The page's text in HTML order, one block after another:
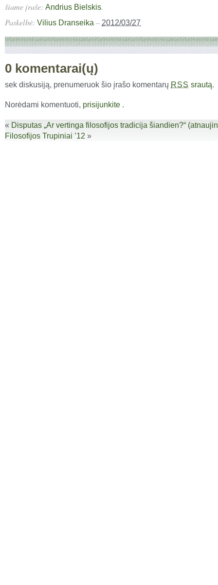
šiame įraše: Andrius Bielskis.
Paskelbė: Vilius Dranseika – 2012/03/27
0 komentarai(ų)
sek diskusiją, prenumeruok šio įrašo komentarų RSS srautą.
Norėdami komentuoti, prisijunkite .
« Disputas „Ar vertinga filosofijos tradicija šiandien?“
Filosofijos Trupiniai ’12 »